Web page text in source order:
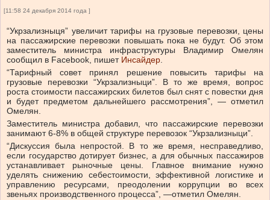
[11:58 24 декабря 2014 года ]
“Укрзализныця” увеличит тарифы на грузовые перевозки, цены
на пассажирские перевозки повышать пока не будут. Об этом
заместитель министра инфраструктуры Владимир Омелян
сообщил в Facebook, пишетИнсайдер.
“Тарифный совет принял решение повысить тарифы на
грузовые перевозки “Укрзализныци”. В то же время, вопрос
роста стоимости пассажирских билетов был снят с повестки дня
и будет предметом дальнейшего рассмотрения”, — отметил
Омелян.
Заместитель министра добавил, что пассажирские перевозки
занимают 6-8% в общей структуре перевозок “Укрзализныци”.
“Дискуссия была непростой. В то же время, несправедливо,
если государство дотирует бизнес, а для обычных пассажиров
устанавливает рыночные цены. Главное внимание нужно
уделять снижению себестоимости, эффективной логистике и
управлению ресурсами, преодолении коррупции во всех
звеньях производственного процесса”, —отметил Омелян.